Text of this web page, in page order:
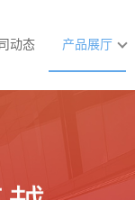
动态 产品展厅